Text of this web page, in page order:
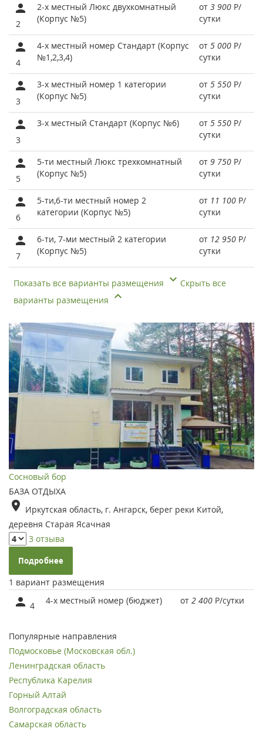
2
2-х местный Люкс двухкомнатный
(Корпус №5)
от 3 900 Р/
сутки
4
4-х местный номер Стандарт (Корпус
№1,2,3,4)
от 5 000 Р/
сутки
3
3-х местный номер 1 категории
(Корпус №5)
от 5 550 Р/
сутки
3
3-х местный Стандарт (Корпус №6) от 5 550 Р/
сутки
5
5-ти местный Люкс трехкомнатный
(Корпус №5)
от 9 750 Р/
сутки
6
5-ти,6-ти местный номер 2
категории (Корпус №5)
от 11 100 Р/
сутки
7
6-ти, 7-ми местный 2 категории
(Корпус №5)
от 12 950 Р/
сутки
Показать все варианты размещения
Скрыть все
варианты размещения
Сосновый бор
БАЗА ОТДЫХА
Иркутская область, г. Ангарск, берег реки Китой,
деревня Старая Ясачная
3 отзыва
Подробнее
1 вариант размещения
4 4-х местный номер (бюджет) от 2 400 Р/сутки
Популярные направления
Подмосковье (Московская обл.)
Ленинградская область
Республика Карелия
Горный Алтай
Волгоградская область
Самарская область